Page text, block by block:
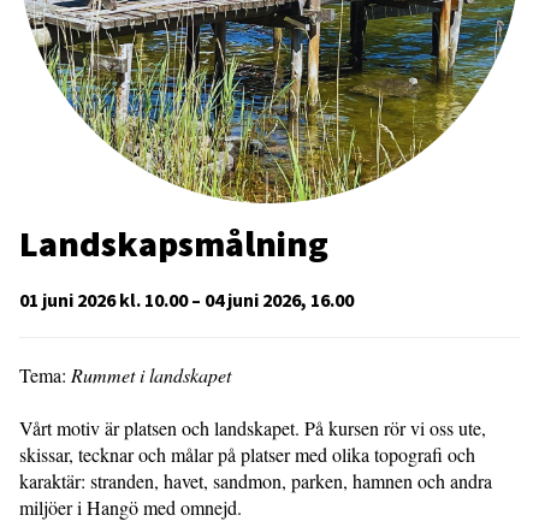
Landskapsmålning
01 juni 2026 kl. 10.00 – 04 juni 2026, 16.00
Tema: Rummet i landskapet
Vårt motiv är platsen och landskapet. På kursen rör vi oss ute,
skissar, tecknar och målar på platser med olika topografi och
karaktär: stranden, havet, sandmon, parken, hamnen och andra
miljöer i Hangö med omnejd.